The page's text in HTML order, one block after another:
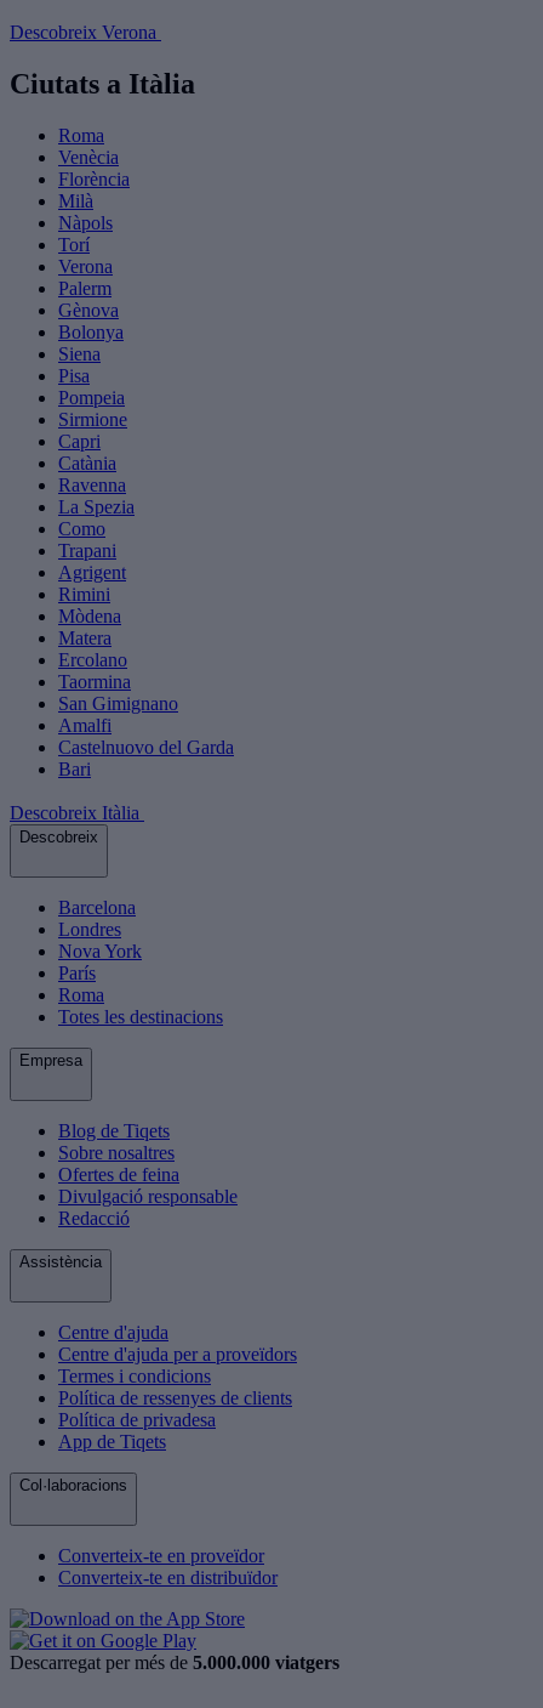
Descobreix Verona
Ciutats a Itàlia
Roma
Venècia
Florència
Milà
Nàpols
Torí
Verona
Palerm
Gènova
Bolonya
Siena
Pisa
Pompeia
Sirmione
Capri
Catània
Ravenna
La Spezia
Como
Trapani
Agrigent
Rimini
Mòdena
Matera
Ercolano
Taormina
San Gimignano
Amalfi
Castelnuovo del Garda
Bari
Descobreix Itàlia
Descobreix
Barcelona
Londres
Nova York
París
Roma
Totes les destinacions
Empresa
Blog de Tiqets
Sobre nosaltres
Ofertes de feina
Divulgació responsable
Redacció
Assistència
Centre d'ajuda
Centre d'ajuda per a proveïdors
Termes i condicions
Política de ressenyes de clients
Política de privadesa
App de Tiqets
Col·laboracions
Converteix-te en proveïdor
Converteix-te en distribuïdor
Descarregat per més de 5.000.000 viatgers